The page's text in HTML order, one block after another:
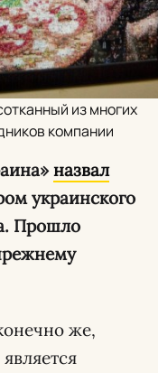
из многих
компании
назвал
украинского
Прошло
же,